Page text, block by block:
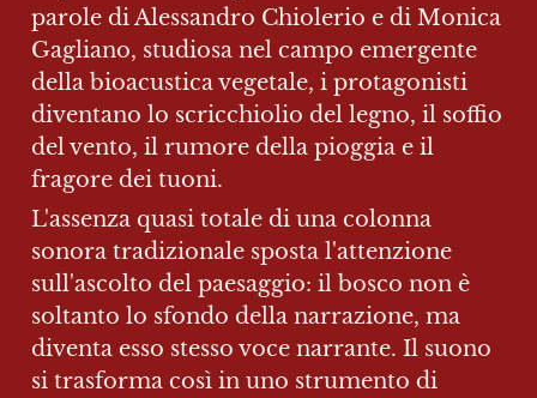
parole di Alessandro Chiolerio e di Monica
Gagliano, studiosa nel campo emergente
della bioacustica vegetale, i protagonisti
diventano lo scricchiolio del legno, il soffio
del vento, il rumore della pioggia e il
fragore dei tuoni.
L'assenza quasi totale di una colonna
sonora tradizionale sposta l'attenzione
sull'ascolto del paesaggio: il bosco non è
soltanto lo sfondo della narrazione, ma
diventa esso stesso voce narrante. Il suono
si trasforma così in uno strumento di